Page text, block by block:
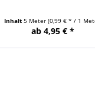
Inhalt 5 Meter (0,99 € * / 1
ab 4,95 € *